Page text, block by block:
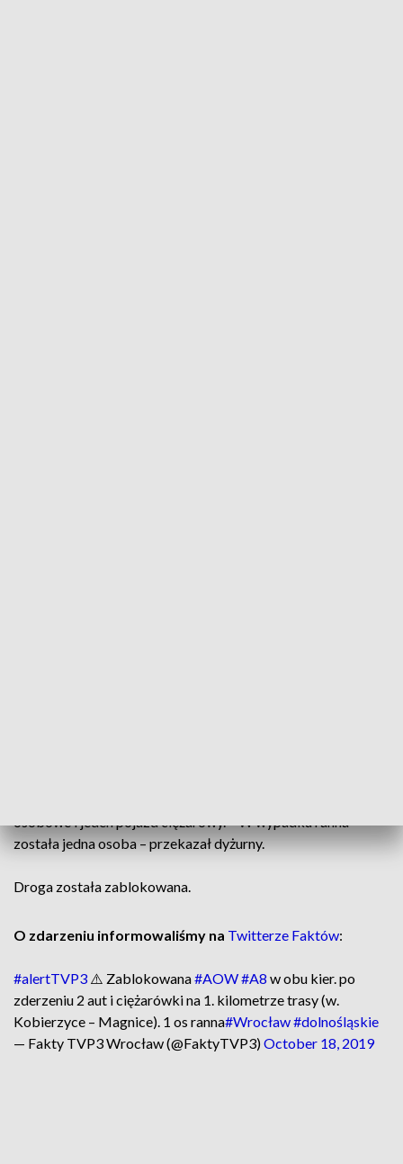
osobowe i jeden pojazd ciężarowy. – W wypadku ranna
została jedna osoba – przekazał dyżurny.
Droga została zablokowana.
O zdarzeniu informowaliśmy na Twitterze Faktów:
#alertTVP3 ⚠️ Zablokowana#AOW#A8 w obu kier. po
zderzeniu 2 aut i ciężarówki na 1. kilometrze trasy (w.
Kobierzyce – Magnice). 1 os ranna#Wrocław#dolnośląskie
— Fakty TVP3 Wrocław (@FaktyTVP3)October 18, 2019